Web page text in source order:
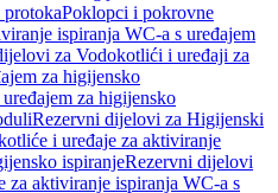
Poklopci i pokrovne
ispiranja WC-a s uređajem
za Vodokotlići i uređaji za
za higijensko
za higijensko
Rezervni dijelovi za Higijenski
i uređaje za aktiviranje
ispiranjeRezervni dijelovi
za aktiviranje ispiranja WC-a s